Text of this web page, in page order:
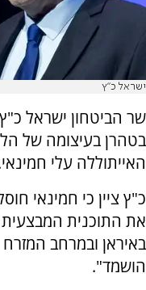
ישראל כ"ץ
שר הביטחון ישראל
בטהרן בעיצומה של
האייתוללה עלי
כ"ץ ציין כי חמינאי
את התוכנית
באיראן ובמרחב המזרח
הושמד".